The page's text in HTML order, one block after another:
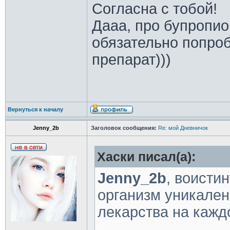
Согласна с тобой!
Дааа, про
обязательно
препарат)))
Вернуться к началу
Jenny_2b Заголовок сообщения: Re: мой Дневничок
Хаски писал(а):
Jenny_2b,
организм
лекарства на